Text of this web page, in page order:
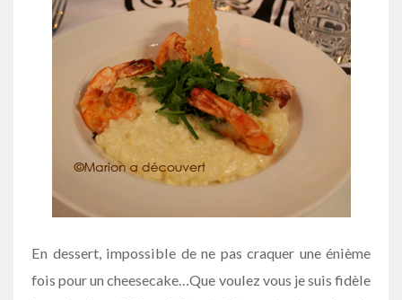
En dessert, impossible de ne pas craquer une énième
fois pour un cheesecake…Que voulez vous je suis fidèle